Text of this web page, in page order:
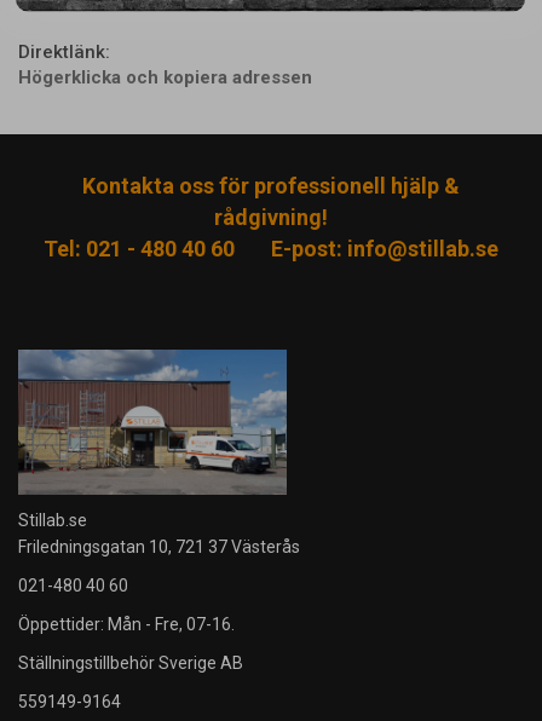
Direktlänk:
Högerklicka och kopiera adressen
Kontakta oss för professionell hjälp &
rådgivning!
Tel: 021 - 480 40 60
E-post: info@stillab.se
Stillab.se
Friledningsgatan 10, 721 37 Västerås
021-480 40 60
Öppettider: Mån - Fre, 07-16.
Ställningstillbehör Sverige AB
559149-9164